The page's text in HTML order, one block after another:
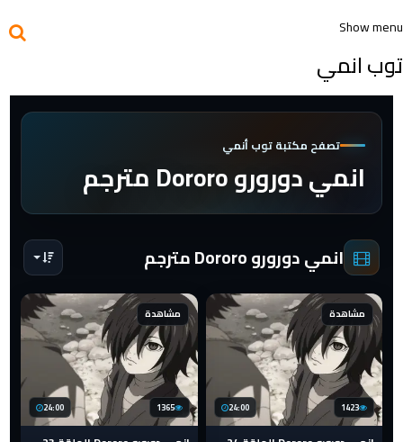
Show menu
توب انمي
تصفح مكتبة توب أنمي
انمي دورورو Dororo مترجم
انمي دورورو Dororo مترجم
مشاهدة
24:00 1423
مشاهدة
24:00 1365